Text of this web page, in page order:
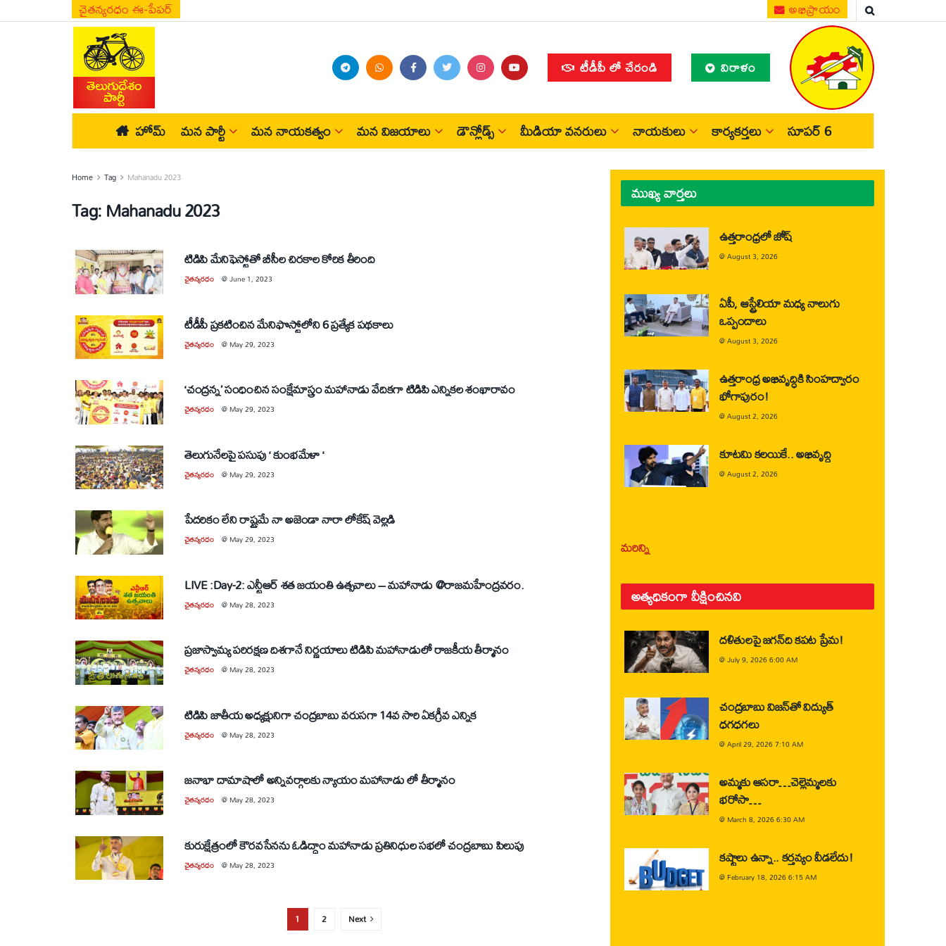
చైతన్యరధం ఈ-పేపర్ అభిప్రాయం
టీడీపీ లో చేరండి విరాళం
హోమ్ మన పార్టీ మన నాయకత్వం మన విజయాలు డౌన్లోడ్స్ మీడియా వనరులు నాయకులు కార్యకర్తలు సూపర్ 6
Home Tag Mahanadu 2023
Tag:Mahanadu 2023
టిడిపి మేనిఫెస్టోతో బీసీల చిరకాల కోరిక తీరింది
చైతన్యరధం @June 1, 2023
టీడీపీ ప్రకటించిన మేనిఫొస్టోలోని 6 ప్రత్యేక పథకాలు
చైతన్యరధం @ May 29, 2023
‘చంద్రన్న’ సంధించిన సంక్షేమాస్త్రం మహానాడు వేదికగా టిడిపి ఎన్నికల శంఖారావం
చైతన్యరధం @ May 29, 2023
తెలుగునేలపై పసుపు ‘ కుంభమేళా ‘
చైతన్యరధం @ May 29, 2023
పేదరికం లేని రాష్ట్రమే నా అజెండా నారా లోకేష్ వెల్లడి
చైతన్యరధం @ May 29, 2023
LIVE :Day-2: ఎన్టీఆర్ శత జయంతి ఉత్సవాలు – మహానాడు @రాజమహేంద్రవరం.
చైతన్యరధం @ May 28, 2023
ప్రజాస్వామ్య పరిరక్షణ దిశగానే నిర్ణయాలు టిడిపి మహానాడులో రాజకీయ తీర్మానం
చైతన్యరధం @ May 28, 2023
టిడిపి జాతీయ అధ్యక్షునిగా చంద్రబాబు వరుసగా 14వ సారి ఏకగ్రీవ ఎన్నిక
చైతన్యరధం @ May 28, 2023
జనాభా దామాషాలో అన్నివర్గాలకు న్యాయం మహానాడు లో తీర్మానం
చైతన్యరధం @ May 28, 2023
కురుక్షేత్రంలో కౌరవసేనను ఓడిద్దాం మహానాడు ప్రతినిధుల సభలో చంద్రబాబు పిలుపు
చైతన్యరధం @ May 28, 2023
1 2 Next
ముఖ్య వార్తలు
ఉత్తరాంధ్రలో జోష్
@August 3, 2026
ఏపీ, ఆస్ట్రేలియా మధ్య నాలుగు
ఒప్పందాలు
@August 3, 2026
ఉత్తరాంధ్ర అభివృద్ధికి సింహద్వారం
భోగాపురం!
@August 2, 2026
కూటమి కలయికే.. అభివృద్ధి
@August 2, 2026
మరిన్ని
అత్యధికంగా వీక్షించినవి
దళితులపై జగన్‌ది కపట ప్రేమ!
@July 9, 2026 6:00 AM
చంద్రబాబు విజన్‌తో విద్యుత్
ధగధగలు
@April 29, 2026 7:10 AM
అమ్మకు ఆసరా…చెల్లెమ్మలకు
భరోసా…
@ March 8, 2026 6:30 AM
కష్టాలు ఉన్నా.. కర్తవ్యం వీడలేదు!
@February 18, 2026 6:15 AM